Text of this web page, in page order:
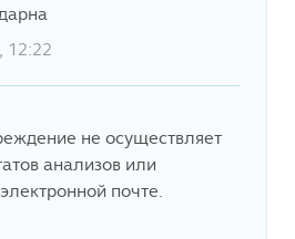
12:22
не осуществляет
анализов или
почте.